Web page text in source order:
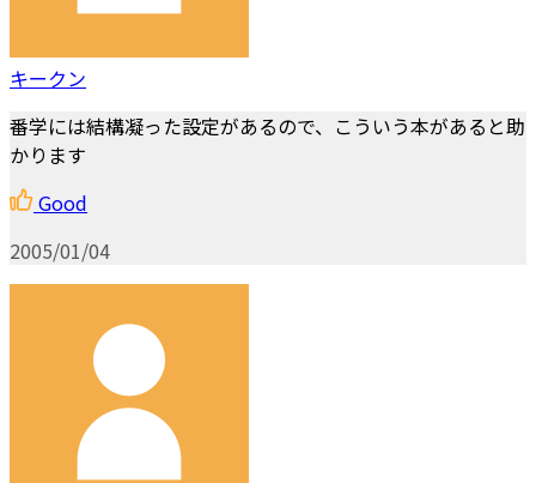
キークン
番学には結構凝った設定があるので、こういう本があると助
かります
Good
2005/01/04